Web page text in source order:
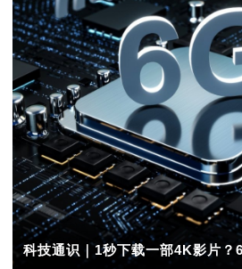
科技通识｜1秒下载一部4K影片？